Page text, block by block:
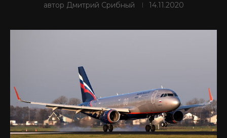
автор Дмитрий Срибный 14.11.2020